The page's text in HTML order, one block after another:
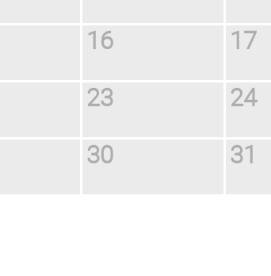
16 17
23 24
30 31